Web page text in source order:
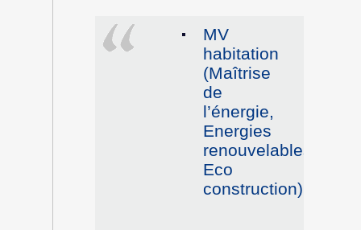
MV
habitation
(Maîtrise
de
l’énergie,
Energies
renouvelables,
Eco
construction)